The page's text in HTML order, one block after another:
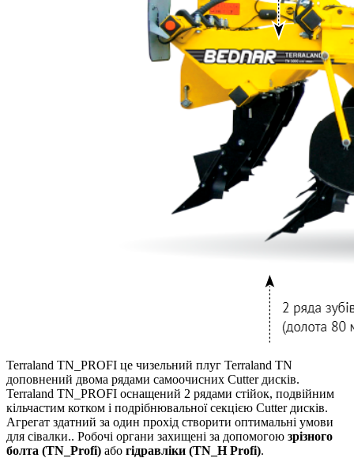
Terraland TN_PROFI це чизельний плуг Terraland TN
доповнений двома рядами самоочисних Cutter дисків.
Terraland TN_PROFI оснащений 2 рядами стійок, подвійним
кільчастим котком і подрібнювальної секцією Cutter дисків.
Агрегат здатний за один прохід створити оптимальні умови
для сівалки.. Робочі органи захищені за допомогою зрізного
болта (TN_Profi) або гідравліки (TN_H Profi).